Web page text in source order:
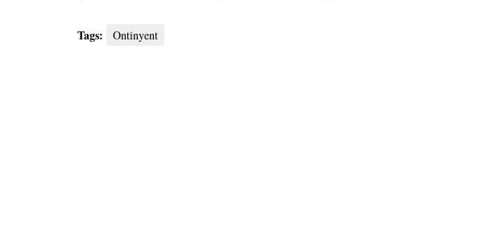
Tags: Ontinyent